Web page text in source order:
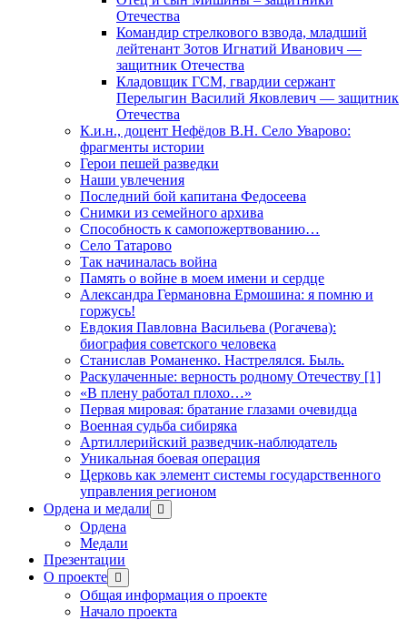
Отечества
Командир стрелкового взвода, младший
лейтенант Зотов Игнатий Иванович —
защитник Отечества
Кладовщик ГСМ, гвардии сержант
Перелыгин Василий Яковлевич — защитник
Отечества
К.и.н., доцент Нефёдов В.Н. Село Уварово:
фрагменты истории
Герои пешей разведки
Наши увлечения
Последний бой капитана Федосеева
Снимки из семейного архива
Способность к самопожертвованию…
Село Татарово
Так начиналась война
Память о войне в моем имени и сердце
Александра Германовна Ермошина: я помню и
горжусь!
Евдокия Павловна Васильева (Рогачева):
биография советского человека
Станислав Романенко. Настрелялся. Быль.
Раскулаченные: верность родному Отечеству [1]
«В плену работал плохо…»
Первая мировая: братание глазами очевидца
Военная судьба сибиряка
Артиллерийский разведчик-наблюдатель
Уникальная боевая операция
Церковь как элемент системы государственного
управления регионом
Ордена и медали
открыть
меню
Ордена
Медали
Презентации
О проекте открыть
меню
Общая информация о проекте
Начало проекта